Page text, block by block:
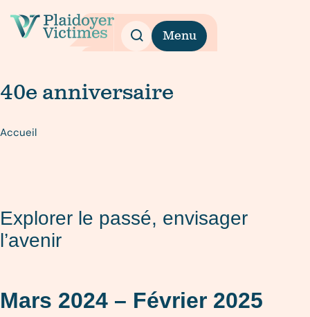
Menu
40e anniversaire
Accueil
Explorer le passé, envisager
l’avenir
Mars 2024 – Février 2025